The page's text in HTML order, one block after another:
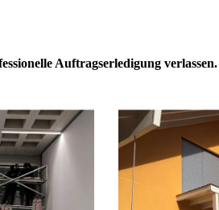
Auftragserledigung verlassen.